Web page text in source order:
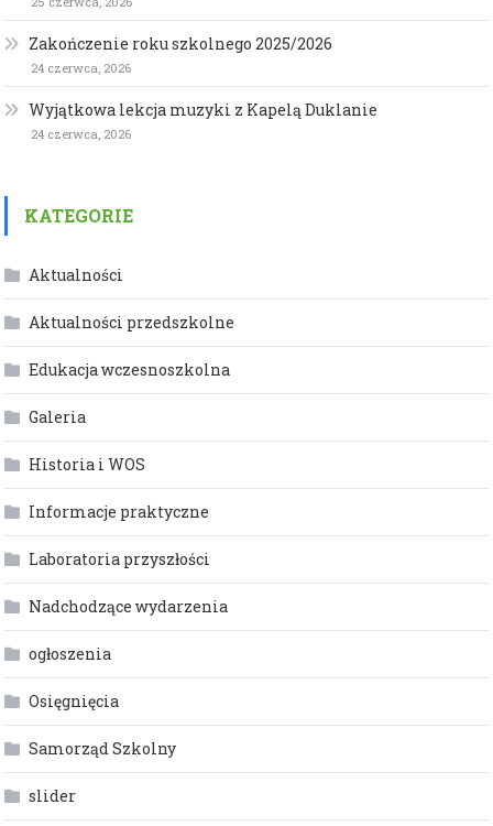
Zakończenie roku szkolnego 2025/2026
24 czerwca, 2026
Wyjątkowa lekcja muzyki z Kapelą Duklanie
24 czerwca, 2026
KATEGORIE
Aktualności
Aktualności przedszkolne
Edukacja wczesnoszkolna
Galeria
Historia i WOS
Informacje praktyczne
Laboratoria przyszłości
Nadchodzące wydarzenia
ogłoszenia
Osięgnięcia
Samorząd Szkolny
slider